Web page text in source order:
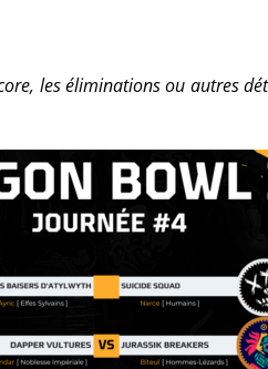
les éliminations ou autres